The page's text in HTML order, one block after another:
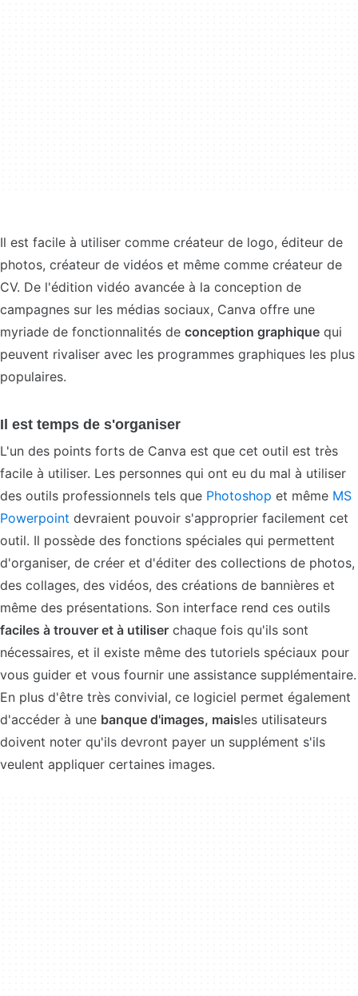
Il est facile à utiliser comme créateur de logo, éditeur de
photos, créateur de vidéos et même comme créateur de
CV. De l'édition vidéo avancée à la conception de
campagnes sur les médias sociaux, Canva offre une
myriade de fonctionnalités de conception graphique qui
peuvent rivaliser avec les programmes graphiques les plus
populaires.
Il est temps de s'organiser
L'un des points forts de Canva est que cet outil est très
facile à utiliser. Les personnes qui ont eu du mal à utiliser
des outils professionnels tels que Photoshop et même MS
Powerpoint devraient pouvoir s'approprier facilement cet
outil. Il possède des fonctions spéciales qui permettent
d'organiser, de créer et d'éditer des collections de photos,
des collages, des vidéos, des créations de bannières et
même des présentations. Son interface rend ces outils
faciles à trouver et à utiliser chaque fois qu'ils sont
nécessaires, et il existe même des tutoriels spéciaux pour
vous guider et vous fournir une assistance supplémentaire.
En plus d'être très convivial, ce logiciel permet également
d'accéder à une banque d'images, maisles utilisateurs
doivent noter qu'ils devront payer un supplément s'ils
veulent appliquer certaines images.